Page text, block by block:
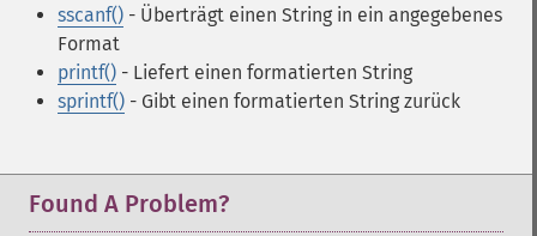
sscanf() - Überträgt einen String in ein angegebenes
Format
printf() - Liefert einen formatierten String
sprintf() - Gibt einen formatierten String zurück
Found A Problem?